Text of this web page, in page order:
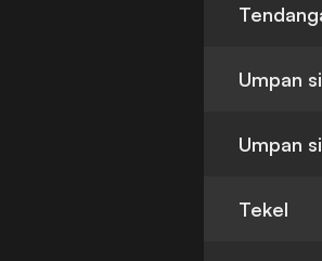
Umpan
Umpan
Tekel